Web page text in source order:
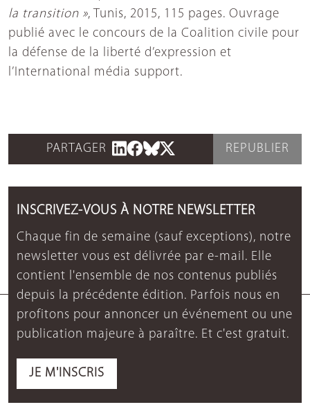
la transition », Tunis, 2015, 115 pages. Ouvrage
publié avec le concours de la Coalition civile pour
la défense de la liberté d’expression et
l’International média support.
PARTAGER REPUBLIER
INSCRIVEZ-VOUS À NOTRE NEWSLETTER
Chaque fin de semaine (sauf exceptions), notre
newsletter vous est délivrée par e-mail. Elle
contient l'ensemble de nos contenus publiés
depuis la précédente édition. Parfois nous en
profitons pour annoncer un événement ou une
publication majeure à paraître. Et c'est gratuit.
JE M'INSCRIS